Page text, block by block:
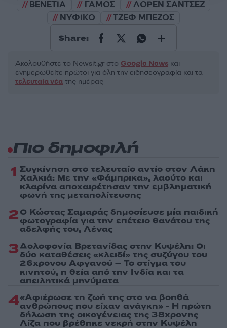
ΒΕΝΕΤΙΑ
ΓΑΜΟΣ
ΛΟΡΕΝ ΣΑΝΤΣΕΖ
ΝΥΦΙΚΟ
ΤΖΕΦ ΜΠΕΖΟΣ
Share:
Ακολουθήστε το Νewsit.gr στο Google News και
ενημερωθείτε πρώτοι για όλη την ειδησεογραφία και τα
τελευταία νέα της ημέρας
Πιο δημοφιλή
1 Συγκίνηση στο τελευταίο αντίο στον Λάκη
Χαλκιά: Με την «Φάμπρικα», λαούτο και
κλαρίνα αποχαιρέτησαν την εμβληματική
φωνή της μεταπολίτευσης
2Ο Κώστας Σαμαράς δημοσίευσε μία παιδική
φωτογραφία για την επέτειο θανάτου της
αδελφής του, Λένας
3Δολοφονία Βρετανίδας στην Κυψέλη: Οι
δύο καταθέσεις «κλειδί» της συζύγου του
26χρονου Αφγανού – Το στίγμα του
κινητού, η θεία από την Ινδία και τα
απειλητικά μηνύματα
4«Αφιέρωσε τη ζωή της στο να βοηθά
ανθρώπους που είχαν ανάγκη» - Η πρώτη
δήλωση της οικογένειας της 38χρονης
Λίζα που βρέθηκε νεκρή στην Κυψέλη